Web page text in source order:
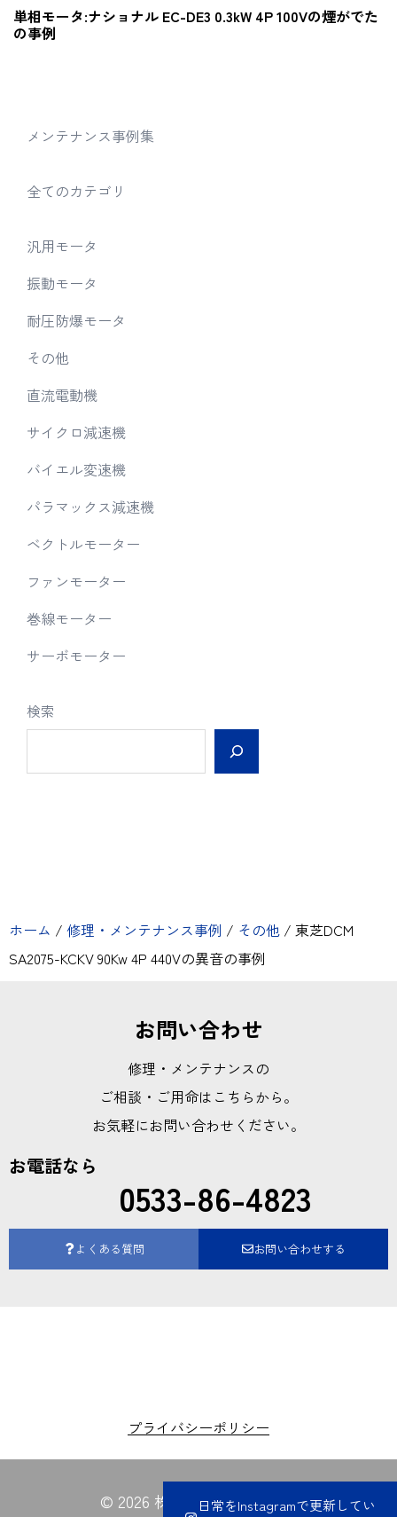
単相モータ:ナショナル EC-DE3 0.3kW 4P 100Vの煙がでた
の事例
メンテナンス事例集
全てのカテゴリ
汎用モータ
振動モータ
耐圧防爆モータ
その他
直流電動機
サイクロ減速機
バイエル変速機
パラマックス減速機
ベクトルモーター
ファンモーター
巻線モーター
サーボモーター
検索
日常をInstagramで更新してい
ホーム / 修理・メンテナンス事例 / その他 / 東芝DCM
SA2075-KCKV 90Kw 4P 440Vの異音の事例
お問い合わせ
修理・メンテナンスの
ご相談・ご用命はこちらから。
お気軽にお問い合わせください。
お電話なら
0533-86-4823
よくある質問 お問い合わせする
プライバシーポリシー
© 2026 株式会社夏目電業所